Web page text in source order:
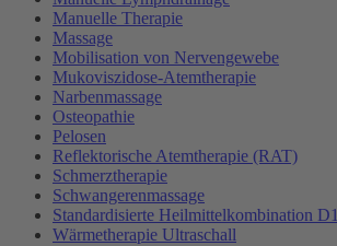
Manuelle Therapie
Massage
Mobilisation von Nervengewebe
Mukoviszidose-Atemtherapie
Narbenmassage
Osteopathie
Pelosen
Reflektorische Atemtherapie (RAT)
Schmerztherapie
Schwangerenmassage
Standardisierte Heilmittelkombination D1
Wärmetherapie Ultraschall